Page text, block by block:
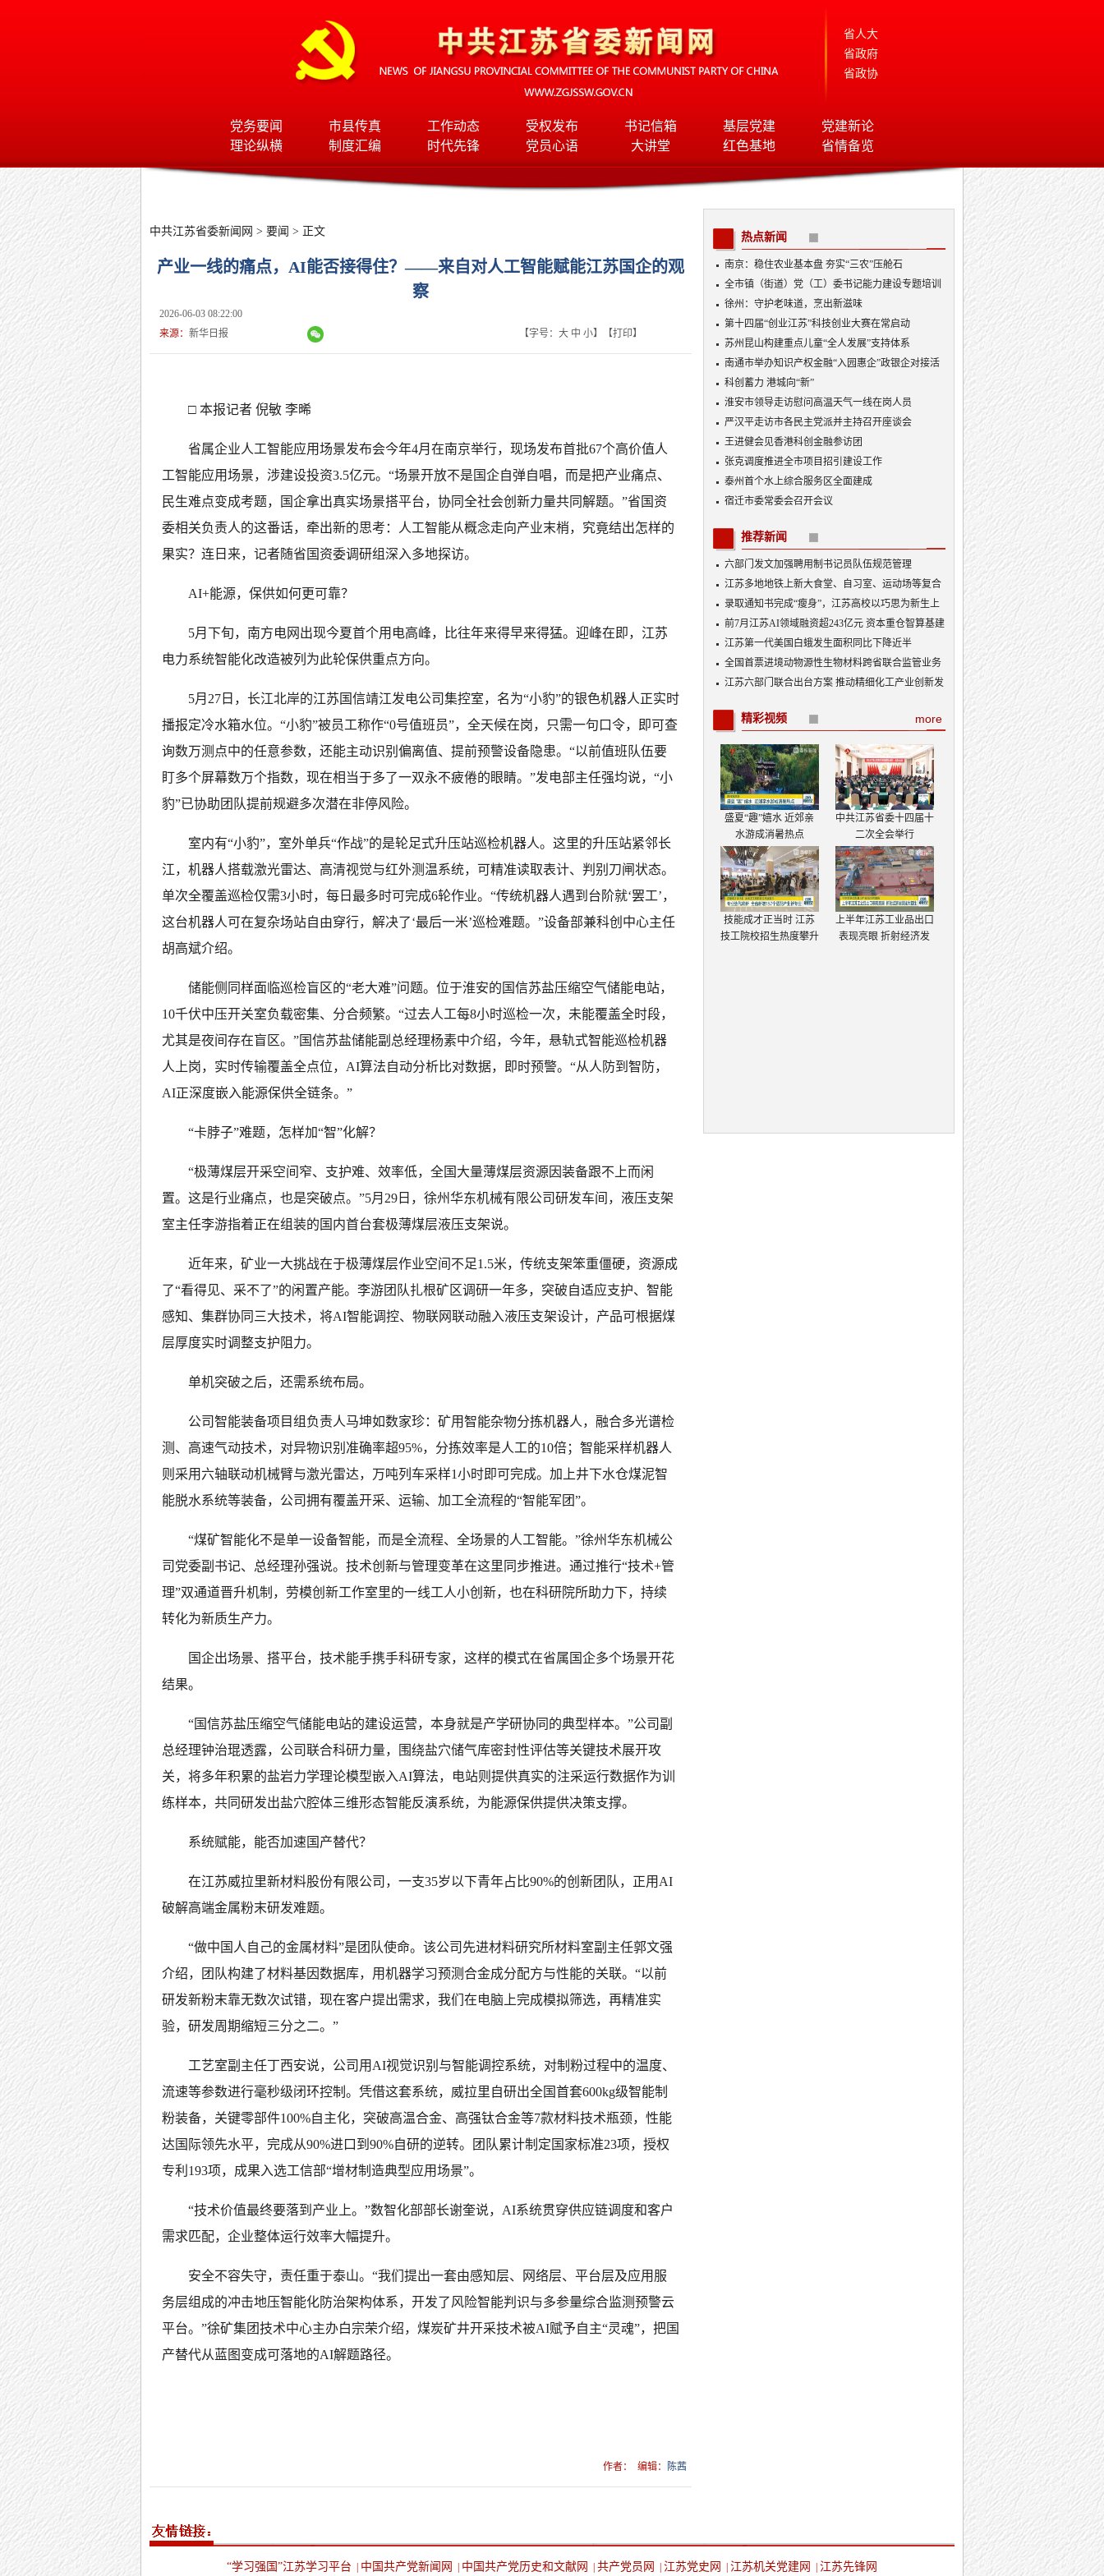
省人大
省政府
省政协
党务要闻 市县传真 工作动态 受权发布 书记信箱 基层党建
党建新论
理论纵横
制度汇编 时代先锋 党员心语 大讲堂 红色基地 省情备览
中共江苏省委新闻网 > 要闻 > 正文
产业一线的痛点，AI能否接得住？——来自对人工智能赋能江苏国企的观
察
2026-06-03 08:22:00
来源： 新华日报 【字号： 大 中 小】【打印】
□ 本报记者 倪敏 李晞
省属企业人工智能应用场景发布会今年4月在南京举行，现场发布首批67个高价值人
工智能应用场景，涉建设投资3.5亿元。“场景开放不是国企自弹自唱，而是把产业痛点、
民生难点变成考题，国企拿出真实场景搭平台，协同全社会创新力量共同解题。”省国资
委相关负责人的这番话，牵出新的思考：人工智能从概念走向产业末梢，究竟结出怎样的
果实？连日来，记者随省国资委调研组深入多地探访。
AI+能源，保供如何更可靠？
5月下旬，南方电网出现今夏首个用电高峰，比往年来得早来得猛。迎峰在即，江苏
电力系统智能化改造被列为此轮保供重点方向。
5月27日，长江北岸的江苏国信靖江发电公司集控室，名为“小豹”的银色机器人正实时
播报定冷水箱水位。“小豹”被员工称作“0号值班员”，全天候在岗，只需一句口令，即可查
询数万测点中的任意参数，还能主动识别偏离值、提前预警设备隐患。“以前值班队伍要
盯多个屏幕数万个指数，现在相当于多了一双永不疲倦的眼睛。”发电部主任强均说，“小
豹”已协助团队提前规避多次潜在非停风险。
室内有“小豹”，室外单兵“作战”的是轮足式升压站巡检机器人。这里的升压站紧邻长
江，机器人搭载激光雷达、高清视觉与红外测温系统，可精准读取表计、判别刀闸状态。
单次全覆盖巡检仅需3小时，每日最多时可完成6轮作业。“传统机器人遇到台阶就‘罢工’，
这台机器人可在复杂场站自由穿行，解决了‘最后一米’巡检难题。”设备部兼科创中心主任
胡高斌介绍。
储能侧同样面临巡检盲区的“老大难”问题。位于淮安的国信苏盐压缩空气储能电站，
10千伏中压开关室负载密集、分合频繁。“过去人工每8小时巡检一次，未能覆盖全时段，
尤其是夜间存在盲区。”国信苏盐储能副总经理杨素中介绍，今年，悬轨式智能巡检机器
人上岗，实时传输覆盖全点位，AI算法自动分析比对数据，即时预警。“从人防到智防，
AI正深度嵌入能源保供全链条。”
“卡脖子”难题，怎样加“智”化解？
“极薄煤层开采空间窄、支护难、效率低，全国大量薄煤层资源因装备跟不上而闲
置。这是行业痛点，也是突破点。”5月29日，徐州华东机械有限公司研发车间，液压支架
室主任李游指着正在组装的国内首台套极薄煤层液压支架说。
近年来，矿业一大挑战在于极薄煤层作业空间不足1.5米，传统支架笨重僵硬，资源成
了“看得见、采不了”的闲置产能。李游团队扎根矿区调研一年多，突破自适应支护、智能
感知、集群协同三大技术，将AI智能调控、物联网联动融入液压支架设计，产品可根据煤
层厚度实时调整支护阻力。
单机突破之后，还需系统布局。
公司智能装备项目组负责人马坤如数家珍：矿用智能杂物分拣机器人，融合多光谱检
测、高速气动技术，对异物识别准确率超95%，分拣效率是人工的10倍；智能采样机器人
则采用六轴联动机械臂与激光雷达，万吨列车采样1小时即可完成。加上井下水仓煤泥智
能脱水系统等装备，公司拥有覆盖开采、运输、加工全流程的“智能军团”。
“煤矿智能化不是单一设备智能，而是全流程、全场景的人工智能。”徐州华东机械公
司党委副书记、总经理孙强说。技术创新与管理变革在这里同步推进。通过推行“技术+管
理”双通道晋升机制，劳模创新工作室里的一线工人小创新，也在科研院所助力下，持续
转化为新质生产力。
国企出场景、搭平台，技术能手携手科研专家，这样的模式在省属国企多个场景开花
结果。
“国信苏盐压缩空气储能电站的建设运营，本身就是产学研协同的典型样本。”公司副
总经理钟治琨透露，公司联合科研力量，围绕盐穴储气库密封性评估等关键技术展开攻
关，将多年积累的盐岩力学理论模型嵌入AI算法，电站则提供真实的注采运行数据作为训
练样本，共同研发出盐穴腔体三维形态智能反演系统，为能源保供提供决策支撑。
系统赋能，能否加速国产替代？
在江苏威拉里新材料股份有限公司，一支35岁以下青年占比90%的创新团队，正用AI
破解高端金属粉末研发难题。
“做中国人自己的金属材料”是团队使命。该公司先进材料研究所材料室副主任郭文强
介绍，团队构建了材料基因数据库，用机器学习预测合金成分配方与性能的关联。“以前
研发新粉末靠无数次试错，现在客户提出需求，我们在电脑上完成模拟筛选，再精准实
验，研发周期缩短三分之二。”
工艺室副主任丁西安说，公司用AI视觉识别与智能调控系统，对制粉过程中的温度、
流速等参数进行毫秒级闭环控制。凭借这套系统，威拉里自研出全国首套600kg级智能制
粉装备，关键零部件100%自主化，突破高温合金、高强钛合金等7款材料技术瓶颈，性能
达国际领先水平，完成从90%进口到90%自研的逆转。团队累计制定国家标准23项，授权
专利193项，成果入选工信部“增材制造典型应用场景”。
“技术价值最终要落到产业上。”数智化部部长谢奎说，AI系统贯穿供应链调度和客户
需求匹配，企业整体运行效率大幅提升。
安全不容失守，责任重于泰山。“我们提出一套由感知层、网络层、平台层及应用服
务层组成的冲击地压智能化防治架构体系，开发了风险智能判识与多参量综合监测预警云
平台。”徐矿集团技术中心主办白宗荣介绍，煤炭矿井开采技术被AI赋予自主“灵魂”，把国
产替代从蓝图变成可落地的AI解题路径。
作者： 编辑： 陈茜
热点新闻
南京：稳住农业基本盘 夯实“三农”压舱石
全市镇（街道）党（工）委书记能力建设专题培训
班开班
徐州：守护老味道，烹出新滋味
第十四届“创业江苏”科技创业大赛在常启动
苏州昆山构建重点儿童“全人发展”支持体系
南通市举办知识产权金融“入园惠企”政银企对接活
动
科创蓄力 港城向“新”
淮安市领导走访慰问高温天气一线在岗人员
严汉平走访市各民主党派并主持召开座谈会
王进健会见香港科创金融参访团
张克调度推进全市项目招引建设工作
泰州首个水上综合服务区全面建成
宿迁市委常委会召开会议
推荐新闻
六部门发文加强聘用制书记员队伍规范管理
江苏多地地铁上新大食堂、自习室、运动场等复合
功能——从“客流通道”到“生活场景”
录取通知书完成“瘦身”，江苏高校以巧思为新生上
好入学第一课
前7月江苏AI领域融资超243亿元 资本重仓智算基建
AI产业底盘夯实
江苏第一代美国白蛾发生面积同比下降近半
全国首票进境动物源性生物材料跨省联合监管业务
落地
江苏六部门联合出台方案 推动精细化工产业创新发
more
精彩视频
盛夏“趣”嬉水 近郊亲
水游成消暑热点
中共江苏省委十四届十
二次全会举行
技能成才正当时 江苏
技工院校招生热度攀升
上半年江苏工业品出口
表现亮眼 折射经济发
“学习强国”江苏学习平台 中国共产党新闻网 中国共产党历史和文献网 共产党员网 江苏党史网 江苏机关党建网 江苏先锋网